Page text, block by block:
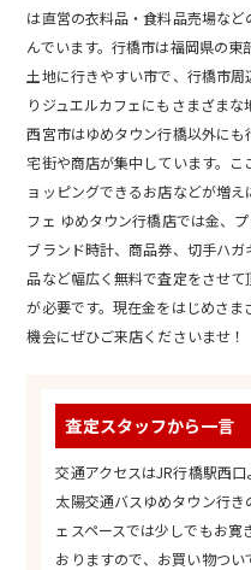
は直営の衣料品・食料品売場な
んでいます。行橋市は福岡県の
土地に行きやすい市で、行橋市
りジュエルカフェにもさまざま
西宮市はゆめタウン行橋以外に
宅街や商店が集中しています。
ョッピングできるお店などが増
フェ ゆめタウン行橋店では金、
ブランド時計、商品券、切手ハ
品など幅広く無料で査定をさせ
が必要です。現在金をはじめさ
機会にぜひご来店くださいませ！
査定スタッフから一言
交通アクセスはJR行橋駅西
太陽交通バスゆめタウン行
ェスペースでは少しでもお
おりますので、お買い物つ